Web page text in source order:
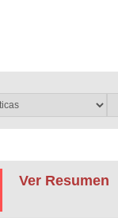
Ver Resumen